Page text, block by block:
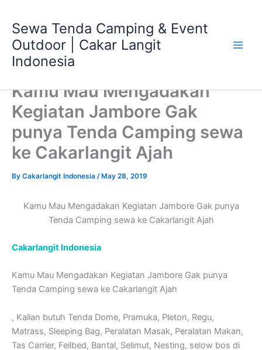
content
Sewa Tenda Camping & Event
Outdoor | Cakar Langit
Indonesia
Kamu Mau Mengadakan
Kegiatan Jambore Gak
punya Tenda Camping sewa
ke Cakarlangit Ajah
By Cakarlangit Indonesia / May 28, 2019
Kamu Mau Mengadakan Kegiatan Jambore Gak punya
Tenda Camping sewa ke Cakarlangit Ajah
Cakarlangit Indonesia
Kamu Mau Mengadakan Kegiatan Jambore Gak punya
Tenda Camping sewa ke Cakarlangit Ajah
, Kalian butuh Tenda Dome, Pramuka, Pleton, Regu,
Matrass, Sleeping Bag, Peralatan Masak, Peralatan Makan,
Tas Carrier, Feilbed, Bantal, Selimut, Nesting, selow bos di